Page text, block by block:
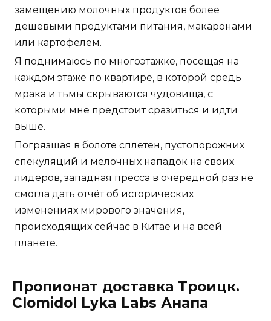
замещению молочных продуктов более
дешевыми продуктами питания, макаронами
или картофелем.
Я поднимаюсь по многоэтажке, посещая на
каждом этаже по квартире, в которой средь
мрака и тьмы скрываются чудовища, с
которыми мне предстоит сразиться и идти
выше.
Погрязшая в болоте сплетен, пустопорожних
спекуляций и мелочных нападок на своих
лидеров, западная пресса в очередной раз не
смогла дать отчёт об исторических
изменениях мирового значения,
происходящих сейчас в Китае и на всей
планете.
Пропионат доставка Троицк.
Clomidol Lyka Labs Анапа